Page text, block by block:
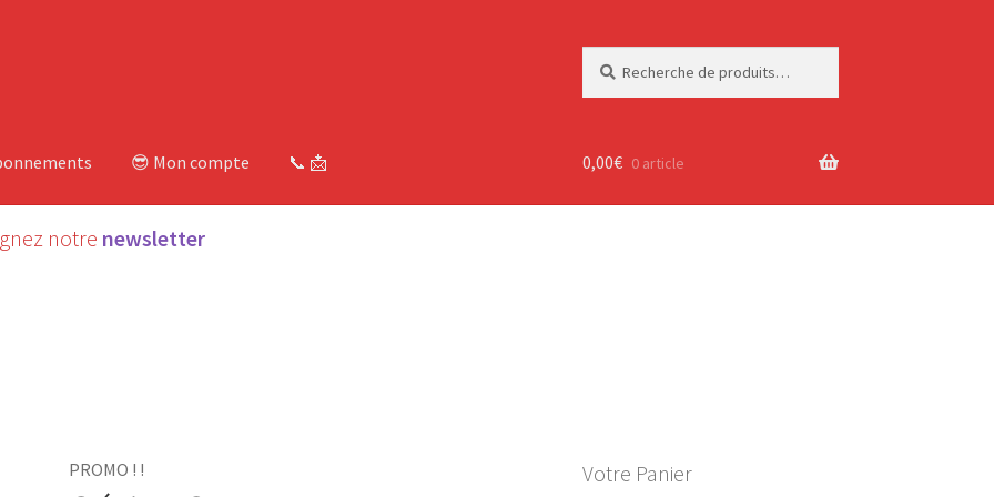
pour :
😎 Mon compte 📞 📩 0,00€ 0 article
notre newsletter
PROMO ! ! Votre Panier